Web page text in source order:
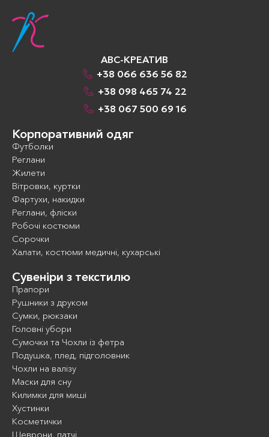
АВС-КРЕАТИВ
+38 066 636 56 82
+38 098 465 74 22
+38 067 500 69 16
Корпоративний одяг
Футболки
Реглани
Жилети
Вітровки, куртки
Фартухи, накидки
Реглани, фліски
Робочі костюми
Сорочки
Халати, костюми медичні, кухарські
Сувеніри з текстилю
Прапори
Рушники з друком
Сумки, рюкзаки
Головні убори
Сумочки та Чохли із фетра
Подушка, плед, підголовник
Чохли на валізу
Маски для сну
Килимки для миші
Хустинки
Косметички
Шеврони, патчі